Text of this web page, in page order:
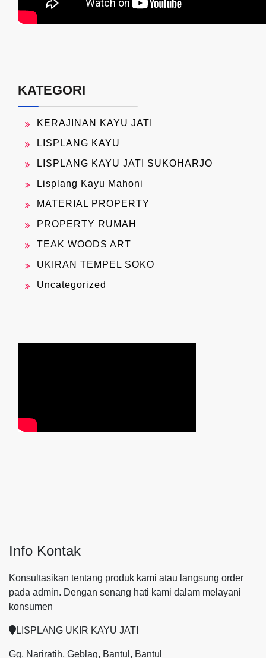
KATEGORI
KERAJINAN KAYU JATI
LISPLANG KAYU
LISPLANG KAYU JATI SUKOHARJO
Lisplang Kayu Mahoni
MATERIAL PROPERTY
PROPERTY RUMAH
TEAK WOODS ART
UKIRAN TEMPEL SOKO
Uncategorized
Info Kontak
Konsultasikan tentang produk kami atau langsung order
pada admin. Dengan senang hati kami dalam melayani
konsumen
LISPLANG UKIR KAYU JATI
Gg. Nariratih, Geblag, Bantul, Bantul